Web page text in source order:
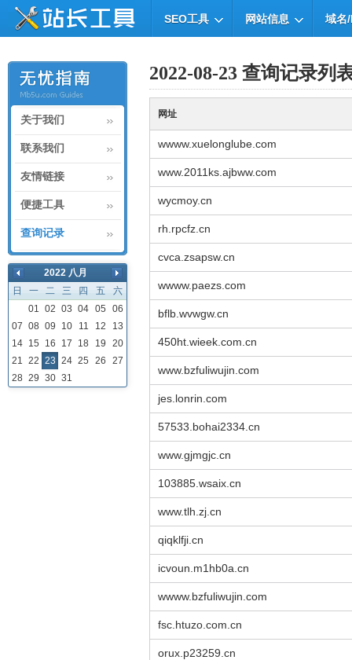
SEO工具 网站信息 域名
关于我们
联系我们
友情链接
便捷工具
查询记录
2022 八月
日
一 二 三 四 五
六
01 02 03 04 05
06
07 08 09 10 11 12
13
14
15 16 17 18 19
20
21 22 23 24 25 26
27
28 29 30 31
2022-08-23 查询记录列
网址
wwww.xuelonglube.com
www.2011ks.ajbww.com
wycmoy.cn
rh.rpcfz.cn
cvca.zsapsw.cn
wwww.paezs.com
bflb.wvwgw.cn
450ht.wieek.com.cn
www.bzfuliwujin.com
jes.lonrin.com
57533.bohai2334.cn
www.gjmgjc.cn
103885.wsaix.cn
www.tlh.zj.cn
qiqklfji.cn
icvoun.m1hb0a.cn
wwww.bzfuliwujin.com
fsc.htuzo.com.cn
orux.p23259.cn